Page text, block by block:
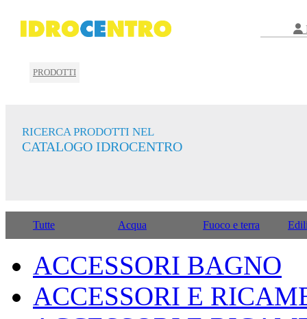
PRODOTTI
RICERCA PRODOTTI NEL
CATALOGO IDROCENTRO
Tutte Acqua Fuoco e terra
ACCESSORI BAGNO
ACCESSORI E